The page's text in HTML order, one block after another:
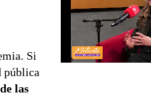
Si
pública
las